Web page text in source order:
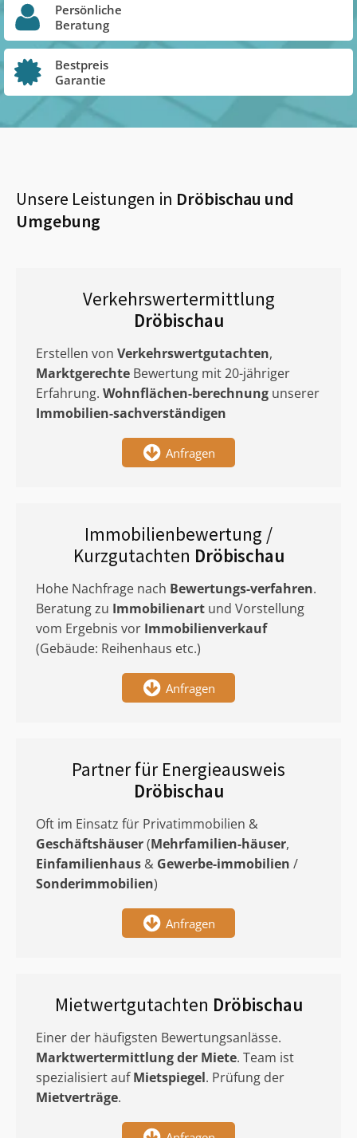
Persönliche
Beratung
Bestpreis
Garantie
Unsere Leistungen in Dröbischau und
Umgebung
Verkehrswertermittlung
Dröbischau
Erstellen von Verkehrswertgutachten,
Marktgerechte Bewertung mit 20-jähriger
Erfahrung. Wohnflächen-berechnung unserer
Immobilien-sachverständigen
Anfragen
Immobilienbewertung /
Kurzgutachten Dröbischau
Hohe Nachfrage nach Bewertungs-verfahren.
Beratung zu Immobilienart und Vorstellung
vom Ergebnis vor Immobilienverkauf
(Gebäude: Reihenhaus etc.)
Anfragen
Partner für Energieausweis
Dröbischau
Oft im Einsatz für Privatimmobilien &
Geschäftshäuser(Mehrfamilien-häuser,
Einfamilienhaus & Gewerbe-immobilien /
Sonderimmobilien)
Anfragen
Mietwertgutachten Dröbischau
Einer der häufigsten Bewertungsanlässe.
Marktwertermittlungder Miete. Team ist
spezialisiert aufMietspiegel. Prüfung der
Mietverträge.